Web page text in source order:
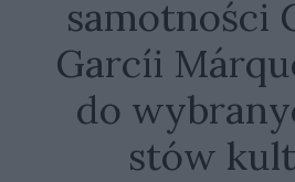
samotności
Garcíi
do
stów